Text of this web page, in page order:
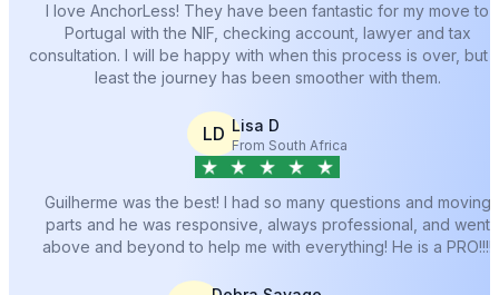
I love AnchorLess! They have been fantastic for my move to
Portugal with the NIF, checking account, lawyer and tax
consultation. I will be happy with when this process is over, but
least the journey has been smoother with them.
LD Lisa D
From South Africa
Guilherme was the best! I had so many questions and moving
parts and he was responsive, always professional, and went
above and beyond to help me with everything! He is a PRO!!!!